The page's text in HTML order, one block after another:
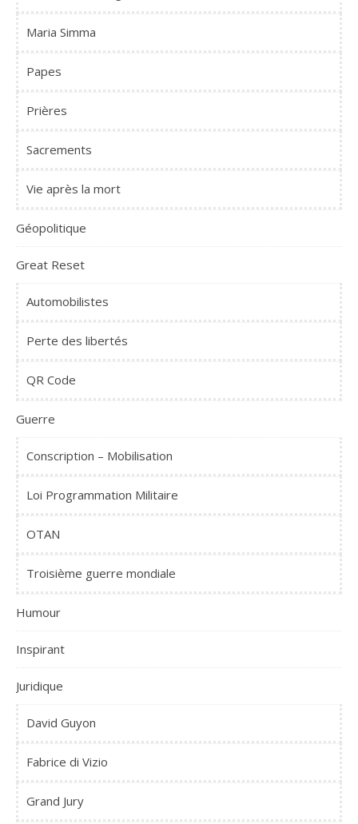
Maria Simma
Papes
Prières
Sacrements
Vie après la mort
Géopolitique
Great Reset
Automobilistes
Perte des libertés
QR Code
Guerre
Conscription – Mobilisation
Loi Programmation Militaire
OTAN
Troisième guerre mondiale
Humour
Inspirant
Juridique
David Guyon
Fabrice di Vizio
Grand Jury